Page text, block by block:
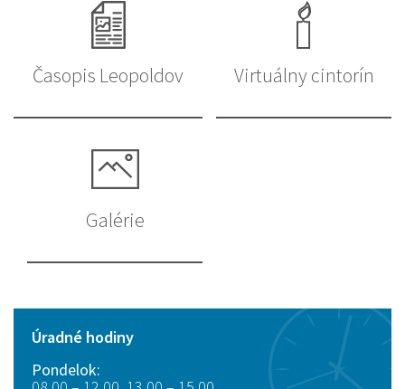
Časopis Leopoldov Virtuálny cintorín
Galérie
Úradné hodiny
Pondelok: